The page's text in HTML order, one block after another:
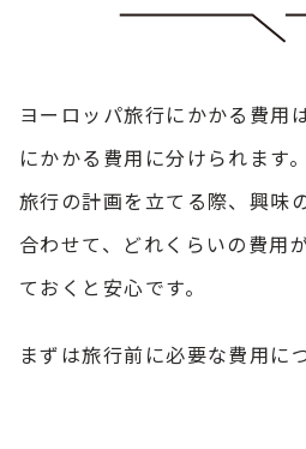
ヨーロッパ旅行にかかる費用
にかかる費用に分けられます。
旅行の計画を立てる際、興味
合わせて、どれくらいの費用
ておくと安心です。
まずは旅行前に必要な費用に